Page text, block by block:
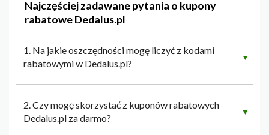
Najczęściej zadawane pytania o kupony
rabatowe Dedalus.pl
1. Na jakie oszczędności mogę liczyć z kodami
rabatowymi w Dedalus.pl?
▼
2. Czy mogę skorzystać z kuponów rabatowych
Dedalus.pl za darmo?
▼